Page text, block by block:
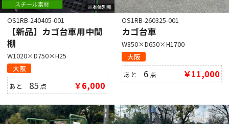
OS1RB-240405-001
【新品】カゴ台車用中間
棚
W1020×D750×H25
大阪
あと 85 点 ￥6,000
OS1RB-260325-001
カゴ台車
W850×D650×H1700
大阪
あと 6 点 ￥11,000